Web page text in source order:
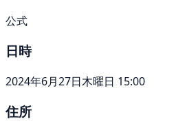
公式
日時
2024年6月27日木曜日 15:00
住所